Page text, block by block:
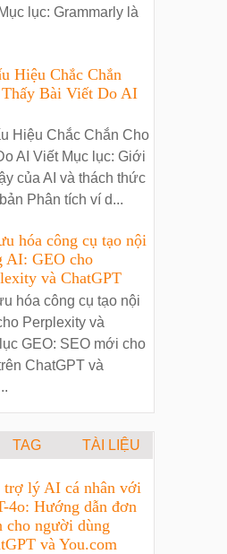
lục: Grammarly là
Hiệu Chắc Chắn
Bài Viết Do AI
Hiệu Chắc Chắn Cho
AI Viết Mục lục: Giới
của AI và thách thức
Phân tích ví d...
hóa công cụ tạo nội
AI: GEO cho
và ChatGPT
hóa công cụ tạo nội
Perplexity và
GEO: SEO mới cho
ChatGPT và
TAG TÀI LIỆU
trợ lý AI cá nhân với
4o: Hướng dẫn đơn
cho người dùng
và You.com